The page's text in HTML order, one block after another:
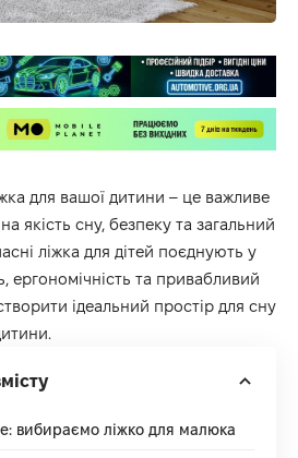
для вашої дитини – це важливе
якість сну, безпеку та загальний
ліжка для дітей поєднують у
ергономічність та привабливий
ідеальний простір для сну
вибираємо ліжко для малюка